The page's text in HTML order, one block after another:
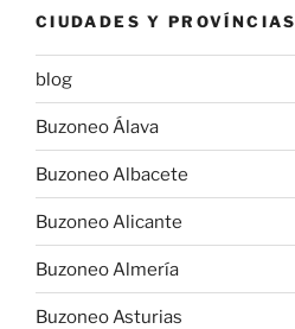
CIUDADES Y PROVÍNCIAS
blog
Buzoneo Álava
Buzoneo Albacete
Buzoneo Alicante
Buzoneo Almería
Buzoneo Asturias